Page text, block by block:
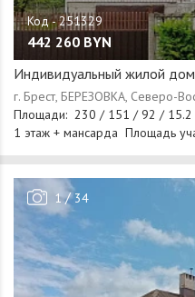
442 260 BYN
Индивидуальный жилой дом
1/34